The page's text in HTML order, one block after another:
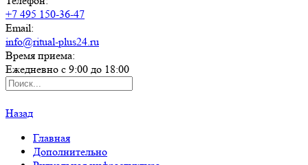
+7 495 150-36-47
Email:
info@ritual-plus24.ru
Время приема:
Ежедневно с 9:00 до 18:00
Назад
Главная
Дополнительно